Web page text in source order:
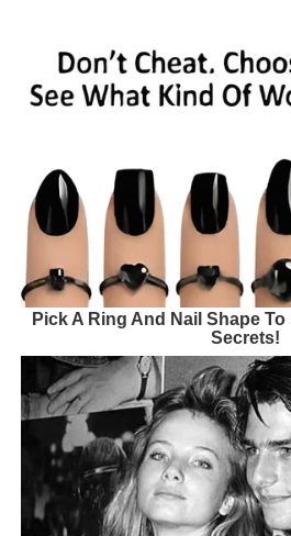
Pick A Ring And Nail Shape
Secrets!